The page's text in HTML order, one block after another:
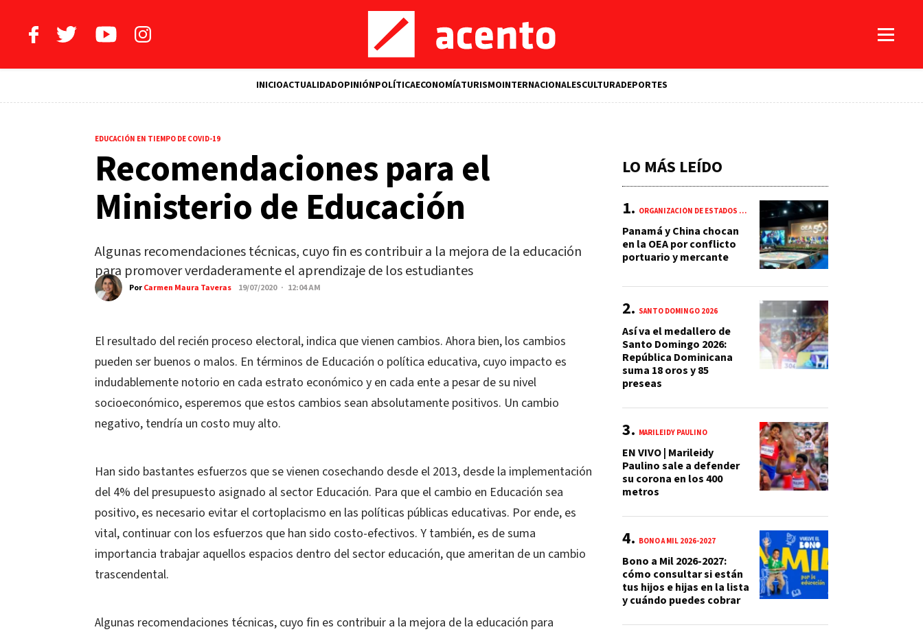
INICIOACTUALIDADOPINIÓNPOLÍTICAECONOMÍATURISMOINTERNACIONALESCULTURADEPORTES
EDUCACIÓN EN TIEMPO DE COVID-19
Recomendaciones para el
Ministerio de Educación
Algunas recomendaciones técnicas, cuyo fin es contribuir a la mejora de la educación
para promover verdaderamente el aprendizaje de los estudiantes
PorCarmen Maura Taveras 19/07/2020 · 12:04 AM
El resultado del recién proceso electoral, indica que vienen cambios. Ahora bien, los cambios
pueden ser buenos o malos. En términos de Educación o política educativa, cuyo impacto es
indudablemente notorio en cada estrato económico y en cada ente a pesar de su nivel
socioeconómico, esperemos que estos cambios sean absolutamente positivos. Un cambio
negativo, tendría un costo muy alto.
Han sido bastantes esfuerzos que se vienen cosechando desde el 2013, desde la implementación
del 4% del presupuesto asignado al sector Educación. Para que el cambio en Educación sea
positivo, es necesario evitar el cortoplacismo en las políticas públicas educativas. Por ende, es
vital, continuar con los esfuerzos que han sido costo-efectivos. Y también, es de suma
importancia trabajar aquellos espacios dentro del sector educación, que ameritan de un cambio
trascendental.
Algunas recomendaciones técnicas, cuyo fin es contribuir a la mejora de la educación para
LO MÁS LEÍDO
ORGANIZACIÓN DE ESTADOS AMERICANOS (OEA)
Panamá y China chocan
en la OEA por conflicto
portuario y mercante
SANTO DOMINGO 2026
Así va el medallero de
Santo Domingo 2026:
República Dominicana
suma 18 oros y 85
preseas
MARILEIDY PAULINO
EN VIVO | Marileidy
Paulino sale a defender
su corona en los 400
metros
BONO A MIL 2026-2027
Bono a Mil 2026-2027:
cómo consultar si están
tus hijos e hijas en la lista
y cuándo puedes cobrar